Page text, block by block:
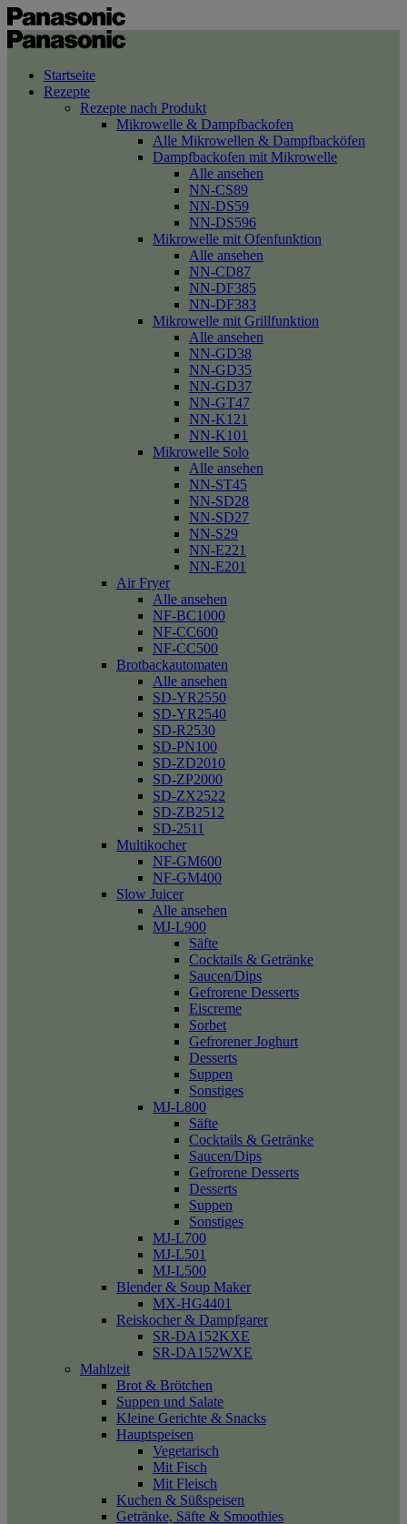
Startseite
Rezepte
Rezepte nach Produkt
Mikrowelle & Dampfbackofen
Alle Mikrowellen & Dampfbacköfen
Dampfbackofen mit Mikrowelle
Alle ansehen
NN-CS89
NN-DS59
NN-DS596
Mikrowelle mit Ofenfunktion
Alle ansehen
NN-CD87
NN-DF385
NN-DF383
Mikrowelle mit Grillfunktion
Alle ansehen
NN-GD38
NN-GD35
NN-GD37
NN-GT47
NN-K121
NN-K101
Mikrowelle Solo
Alle ansehen
NN-ST45
NN-SD28
NN-SD27
NN-S29
NN-E221
NN-E201
Air Fryer
Alle ansehen
NF-BC1000
NF-CC600
NF-CC500
Brotbackautomaten
Alle ansehen
SD-YR2550
SD-YR2540
SD-R2530
SD-PN100
SD-ZD2010
SD-ZP2000
SD-ZX2522
SD-ZB2512
SD-2511
Multikocher
NF-GM600
NF-GM400
Slow Juicer
Alle ansehen
MJ-L900
Säfte
Cocktails & Getränke
Saucen/Dips
Gefrorene Desserts
Eiscreme
Sorbet
Gefrorener Joghurt
Desserts
Suppen
Sonstiges
MJ-L800
Säfte
Cocktails & Getränke
Saucen/Dips
Gefrorene Desserts
Desserts
Suppen
Sonstiges
MJ-L700
MJ-L501
MJ-L500
Blender & Soup Maker
MX-HG4401
Reiskocher & Dampfgarer
SR-DA152KXE
SR-DA152WXE
Mahlzeit
Brot & Brötchen
Suppen und Salate
Kleine Gerichte & Snacks
Hauptspeisen
Vegetarisch
Mit Fisch
Mit Fleisch
Kuchen & Süßspeisen
Getränke, Säfte & Smoothies